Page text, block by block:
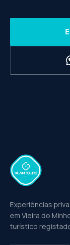
Experiências
em Vieira do
turístico